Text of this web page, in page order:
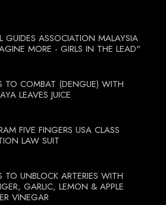
GUIDES ASSOCIATION MALAYSIA
MORE - GIRLS IN THE LEAD"
TO COMBAT (DENGUE) WITH
LEAVES JUICE
FIVE FINGERS USA CLASS
LAW SUIT
TO UNBLOCK ARTERIES WITH
GARLIC, LEMON & APPLE
VINEGAR